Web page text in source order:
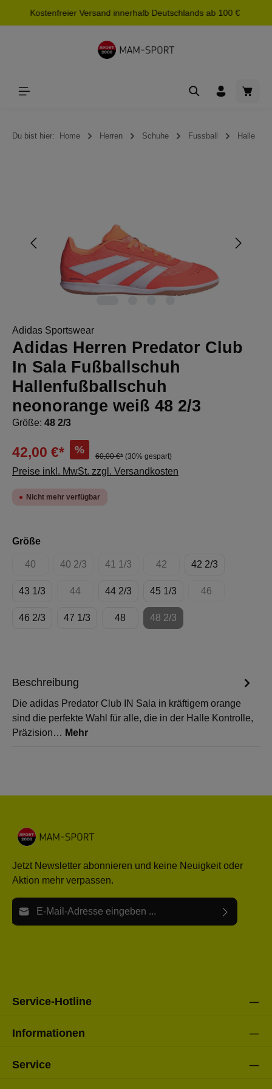
springen
Kostenfreier Versand innerhalb Deutschlands ab 100 €
Du bist hier: Home Herren Schuhe Fussball Halle
Adidas Sportswear
Adidas Herren Predator Club
In Sala Fußballschuh
Hallenfußballschuh
neonorange weiß 48 2/3
Größe: 48 2/3
42,00 €* %
60,00 €* (30% gespart)
Preise inkl. MwSt. zzgl. Versandkosten
Nicht mehr verfügbar
Größeauswählen
40
(Diese Option ist zurzeit nicht verfügbar.)
40 2/3
(Diese Option ist zurzeit nicht verfügbar.)
41 1/3
(Diese Option ist zurzeit nicht
42
(Diese Option ist zurzeit
42 2/3
43 1/3 44
(Diese Option ist zurzeit nicht verfügbar.)
44 2/3 45 1/3 46
(Diese Option
46 2/3 47 1/3 48 48 2/3
(Diese Option ist zurzeit
Beschreibung
Die adidas Predator Club IN Sala in kräftigem orange
sind die perfekte Wahl für alle, die in der Halle Kontrolle,
Präzision… Mehr
Jetzt Newsletter abonnieren und keine Neuigkeit oder
Aktion mehr verpassen.
E-Mail-Adresse*
Service-Hotline
Informationen
Service